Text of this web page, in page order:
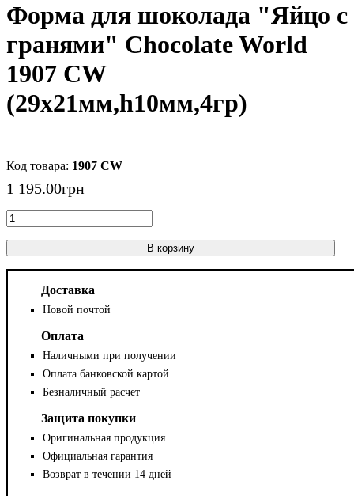
Форма для шоколада "Яйцо с
гранями" Chocolate World
1907 CW
(29x21мм,h10мм,4гр)
1907 CW
1 195.00грн
В корзину
Доставка
Новой почтой
Оплата
Наличными при получении
Оплата банковской картой
Безналичный расчет
Защита покупки
Оригинальная продукция
Официальная гарантия
Возврат в течении 14 дней